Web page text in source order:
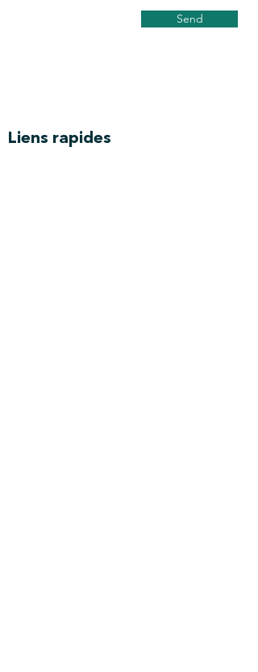
Send
Liens rapides